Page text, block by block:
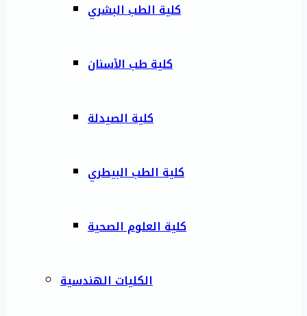
كلية الطب البشري
كلية طب الأسنان
كلية الصيدلة
كلية الطب البيطري
كلية العلوم الصحية
الكليات الهندسية